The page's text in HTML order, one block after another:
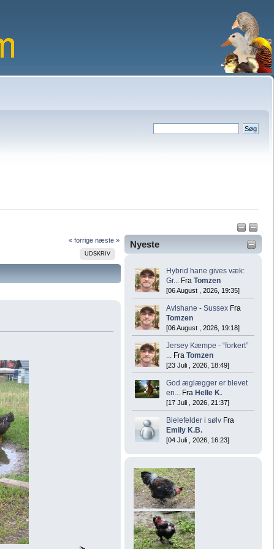
Nyeste
Hybrid hane gives væk:
Gr... Fra Tomzen
[06 August , 2026, 19:35]
Avlshane - Sussex Fra
Tomzen
[06 August , 2026, 19:18]
Jersey Kæmpe - “forkert”
... Fra Tomzen
[23 Juli , 2026, 18:49]
God æglægger er blevet
en... Fra Helle K.
[17 Juli , 2026, 21:37]
Bielefelder i sølv Fra
Emily K.B.
[04 Juli , 2026, 16:23]
« forrige næste »
UDSKRIV